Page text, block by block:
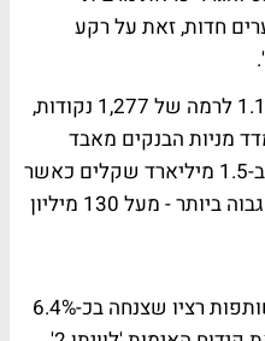
חדות, זאת על רקע
מדד המעו"ף סגר בירידה של 1.1% לרמה של 1,277 נקודות,
75 נחלש ב-1.37% ומדד מניות הבנקים מאבד
1.84%. מחזור המסחר הסתכם ב-1.5 מיליארד שקלים כאשר
טבע ריכזה את מחזור המסחר הגבוה ביותר - מעל 130 מיליון
בשוק המניות בלטה לשלילה שותפות רציו שצנחה בכ-6.4%